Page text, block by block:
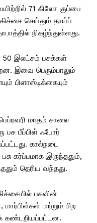
71 கிலோ குப்பை
செய்தும் தாய்ப்
நிகழ்ந்துள்ளது.
50 இலட்சம் பசுக்கள்
இவை பெரும்பாலும்
பிளாஸ்டிக்கையும்
மாதம் சாலை
பசு பீப்பிள் ஃபோர்
கால்நடை
கர்ப்பமாக இருந்ததும்,
தெரிய வந்தது.
பசுவின்
மார்பிள்கள் மற்றும் பிற
கண்டறியப்பட்டன.